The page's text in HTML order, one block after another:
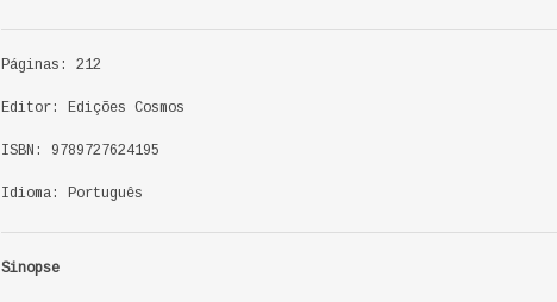
Páginas: 212
Editor: Edições Cosmos
ISBN: 9789727624195
Idioma: Português
Sinopse